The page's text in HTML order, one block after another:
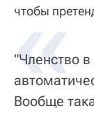
чтобы
"Членство
Вообще